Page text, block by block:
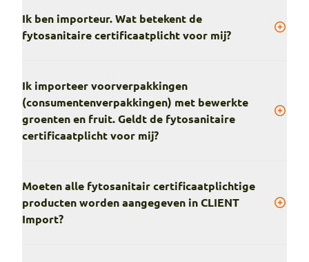
Ik ben importeur. Wat betekent de
fytosanitaire certificaatplicht voor mij?
Ik importeer voorverpakkingen
(consumentenverpakkingen) met bewerkte
groenten en fruit. Geldt de fytosanitaire
certificaatplicht voor mij?
Moeten alle fytosanitair certificaatplichtige
producten worden aangegeven in CLIENT
Import?